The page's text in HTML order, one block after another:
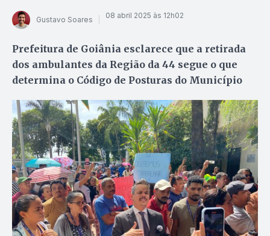
Gustavo Soares 08 abril 2025 às 12h02
Prefeitura de Goiânia esclarece que a retirada
dos ambulantes da Região da 44 segue o que
determina o Código de Posturas do Município